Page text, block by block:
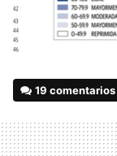
19 comentarios